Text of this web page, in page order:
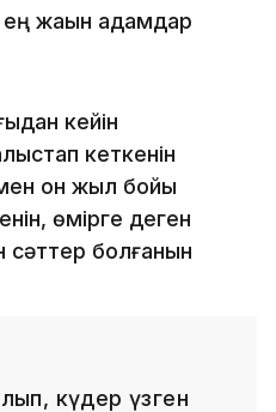
ең жақын адамдар
кейін
кеткенін
он жыл бойы
өмірге деген
сәттер болғанын
күдер үзген